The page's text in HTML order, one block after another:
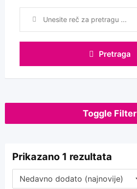
Pretraga
Toggle Filter
Prikazano 1 rezultata